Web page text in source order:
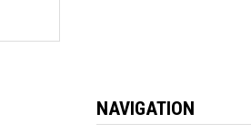
NAVIGATION